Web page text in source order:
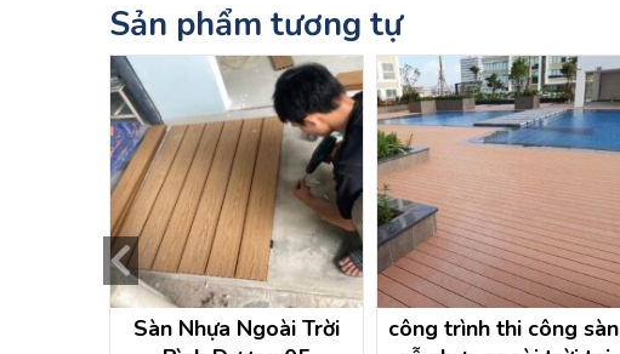
Sản phẩm tương tự
Sàn Nhựa Ngoài Trời
công trình thi công sàn